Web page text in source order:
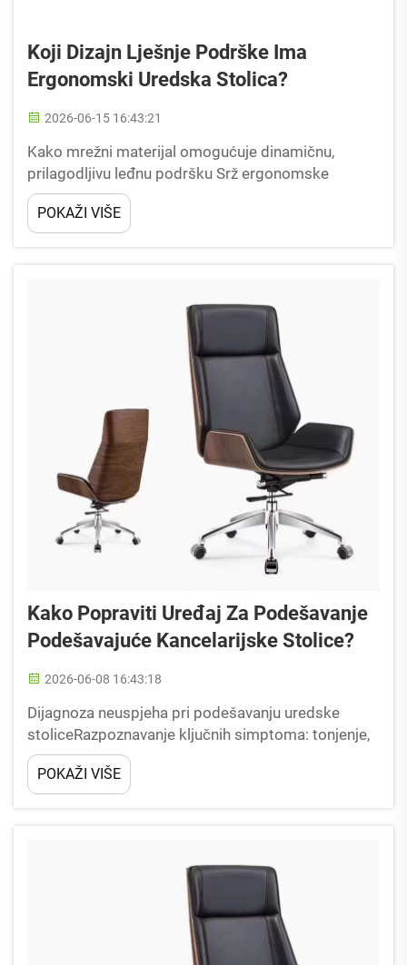
Koji Dizajn Lješnje Podrške Ima
Ergonomski Uredska Stolica?
2026-06-15 16:43:21
Kako mrežni materijal omogućuje dinamičnu,
prilagodljivu leđnu podršku Srž ergonomske
mrežne uredske stolice leži u njenoj sposobnosti
pružanja leđne podrške koja se kreće s korisnikom
bez zaključavanja u fiksnom položaju. Za razliku od
POKAŽI VIŠE
Kako Popraviti Uređaj Za Podešavanje
Podešavajuće Kancelarijske Stolice?
2026-06-08 16:43:18
Dijagnoza neuspjeha pri podešavanju uredske
stoliceRazpoznavanje ključnih simptoma: tonjenje,
nestabilnost, neodgovarajuća polja ili nepredviđen
nagibKad se sjedalo postupno spušta u
normalnom korištenju, vjerojatno je da je valjak za
POKAŽI VIŠE